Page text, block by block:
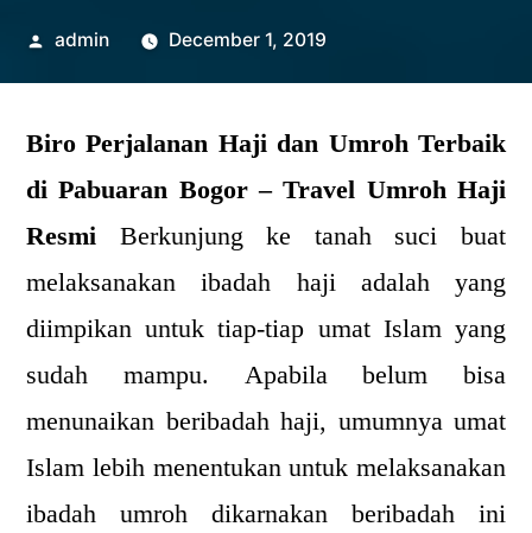
Posted
admin December 1, 2019
Biro Perjalanan Haji dan Umroh Terbaik
di Pabuaran Bogor – Travel Umroh Haji
Resmi Berkunjung ke tanah suci buat
melaksanakan ibadah haji adalah yang
diimpikan untuk tiap-tiap umat Islam yang
sudah mampu. Apabila belum bisa
menunaikan beribadah haji, umumnya umat
Islam lebih menentukan untuk melaksanakan
ibadah umroh dikarnakan beribadah ini